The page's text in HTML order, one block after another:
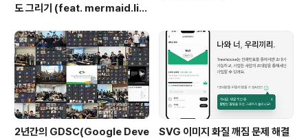
도 그리기 (feat. mermaid.liv
2년간의 GDSC(Google Deve
SVG 이미지 화질 깨짐 문제 해결